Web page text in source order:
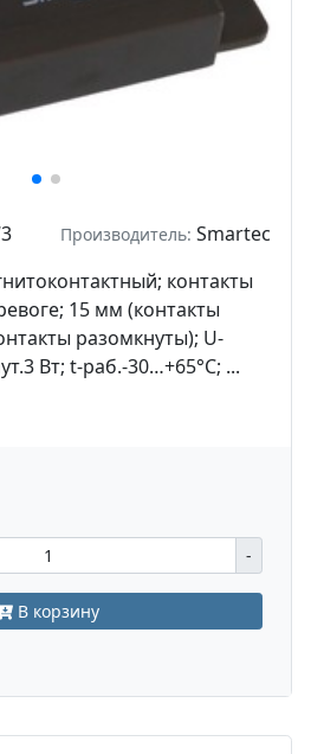
Производитель: Smartec
контакты
15 мм (контакты
разомкнуты); U-
Вт; t-раб.-30…+65°С; ...
-
В корзину